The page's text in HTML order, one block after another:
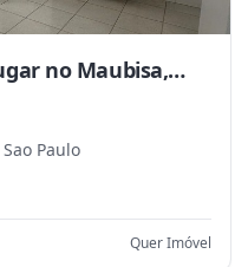
no Maubisa,
Sao Paulo
Quer Imóvel